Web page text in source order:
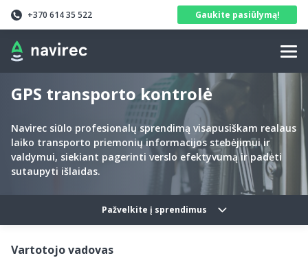
Navirec
Header
+370 614 35 522 Gaukite pasiūlymą!
Navigation
GPS transporto kontrolė
Navirec siūlo profesionalų sprendimą visapusiškam realaus
laiko transporto priemonių informacijos stebėjimui ir
valdymui, siekiant pagerinti verslo efektyvumą ir padėti
sutaupyti išlaidas.
Solutions categories
Pažvelkite į sprendimus
Vartotojo vadovas